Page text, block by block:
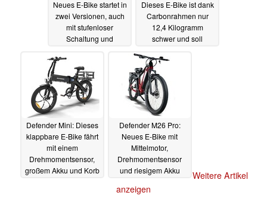
Neues E-Bike startet in
zwei Versionen, auch
mit stufenloser
Schaltung und
Ausstattung
Dieses E-Bike ist dank
Carbonrahmen nur
12,4 Kilogramm
schwer und soll
12.12.2023
Defender Mini: Dieses
klappbare E-Bike fährt
mit einem
Drehmomentsensor,
großem Akku und Korb
Defender M26 Pro:
Neues E-Bike mit
Mittelmotor,
Drehmomentsensor
und riesigem Akku
Weitere Artikel
anzeigen